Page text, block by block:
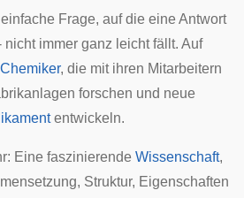
Frage, auf die eine Antwort
immer ganz leicht fällt. Auf
Chemiker, die mit ihren Mitarbeitern
forschen und neue
entwickeln.
Eine faszinierende Wissenschaft,
Struktur, Eigenschaften